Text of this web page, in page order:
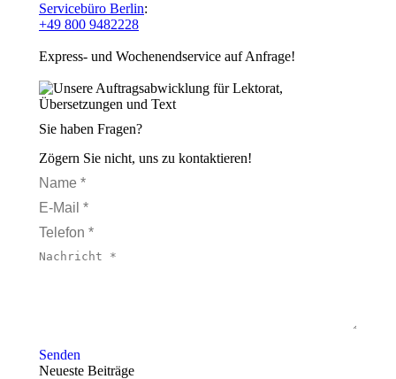
Servicebüro Berlin:
+49 800 9482228
Express- und Wochenendservice auf Anfrage!
Sie haben Fragen?
Zögern Sie nicht, uns zu kontaktieren!
Name *
E-Mail *
Telefon *
Nachricht *
Senden
Neueste Beiträge